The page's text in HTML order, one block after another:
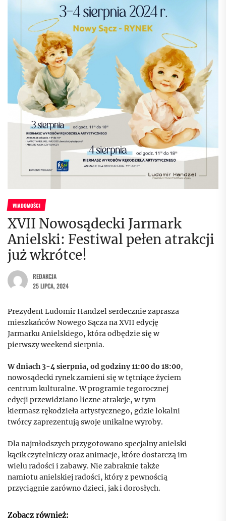
WIADOMOŚCI
XVII Nowosądecki Jarmark
Anielski: Festiwal pełen atrakcji
już wkrótce!
REDAKCJA
25 LIPCA, 2024
Prezydent Ludomir Handzel serdecznie zaprasza
mieszkańców Nowego Sącza na XVII edycję
Jarmarku Anielskiego, która odbędzie się w
pierwszy weekend sierpnia.
W dniach 3-4 sierpnia, od godziny 11:00 do 18:00,
nowosądecki rynek zamieni się w tętniące życiem
centrum kulturalne. W programie tegorocznej
edycji przewidziano liczne atrakcje, w tym
kiermasz rękodzieła artystycznego, gdzie lokalni
twórcy zaprezentują swoje unikalne wyroby.
Dla najmłodszych przygotowano specjalny anielski
kącik czytelniczy oraz animacje, które dostarczą im
wielu radości i zabawy. Nie zabraknie także
namiotu anielskiej radości, który z pewnością
przyciągnie zarówno dzieci, jak i dorosłych.
Zobacz również: